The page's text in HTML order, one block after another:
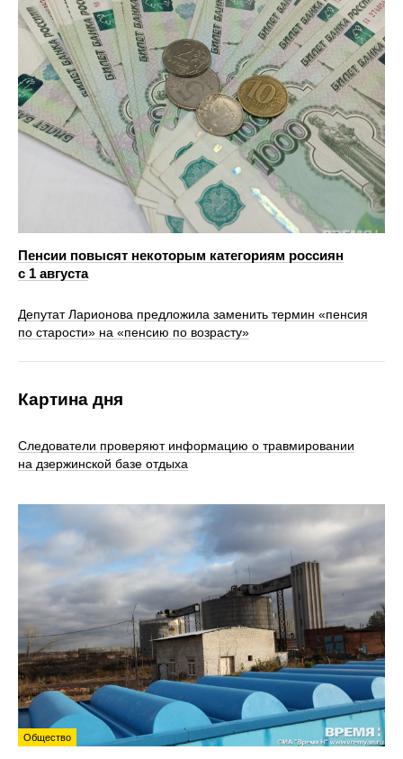
Пенсии повысят некоторым категориям россиян
с 1 августа
Депутат Ларионова предложила заменить термин «пенсия
по старости» на «пенсию по возрасту»
Картина дня
Следователи проверяют информацию о травмировании
на дзержинской базе отдыха
Общество